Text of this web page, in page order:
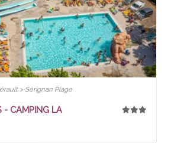
> Sérignan Plage
- CAMPING LA